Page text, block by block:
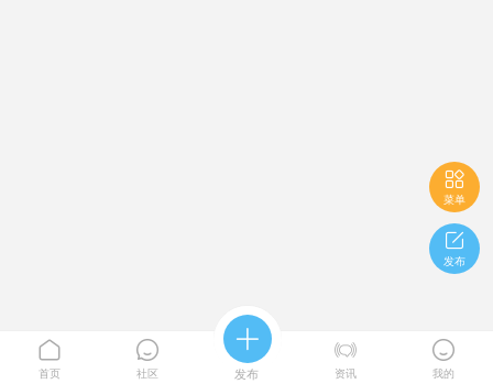

菜单

发布

首页

社区

发布

资讯

我的